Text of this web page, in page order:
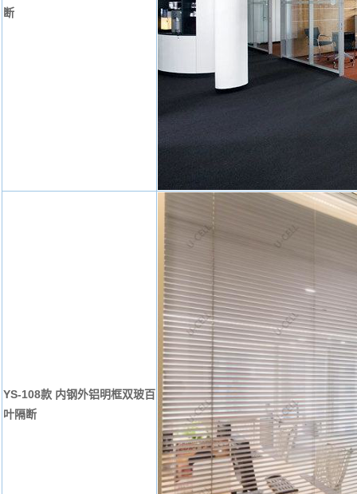
断
YS-108款 内钢外铝明框双玻百
叶隔断